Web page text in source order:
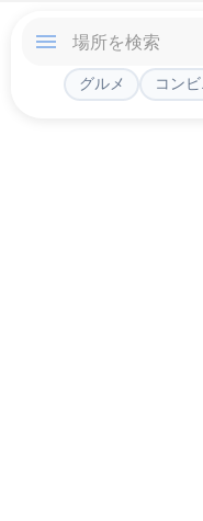
グルメ コンビ